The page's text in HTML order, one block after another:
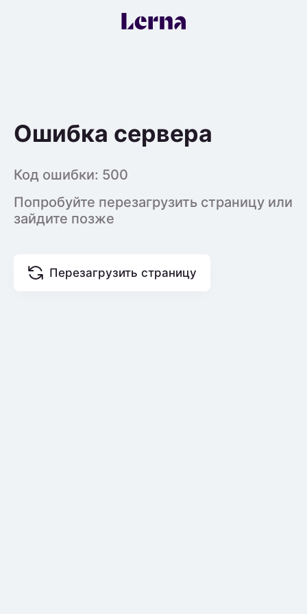
Ошибка сервера
Код ошибки: 500
Попробуйте перезагрузить страницу или
зайдите позже
Перезагрузить страницу